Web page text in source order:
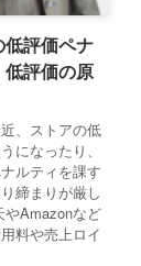
評価ペナ
評価の原
、ストアの低
になったり、
ルティを課す
締まりが厳し
やAmazonなど
料や売上ロイ